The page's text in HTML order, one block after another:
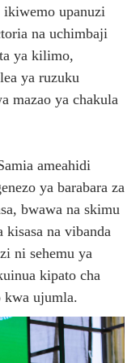
upanuzi
na uchimbaji
ya kilimo,
ya ruzuku
mazao ya chakula
ameahidi
ya barabara za
bwawa na skimu
na vibanda
ni sehemu ya
kipato cha
kwa ujumla.